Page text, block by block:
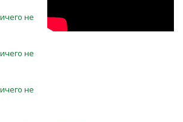
тебя ничего не
не
тебя ничего не
не
тебя ничего не
не